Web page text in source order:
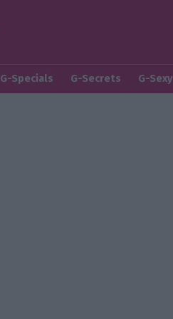
G-Specials G-Secrets G-Sexy